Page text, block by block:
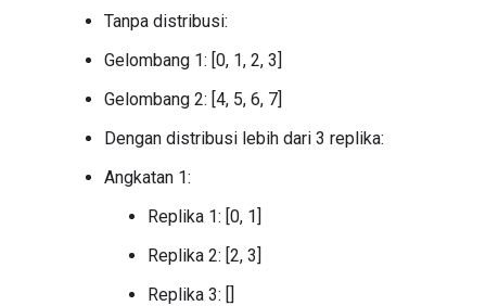
experimental_type {
  type_id: TFT_PRODUCT
    type_id: TFT_DATASET
      type_id: TFT_PRODUCT
        type_id: TFT_TENSOR
          type_id: TFT_FLOAT
      args {
Tanpa distribusi:
Gelombang 1: [0, 1, 2, 3]
Gelombang 2: [4, 5, 6, 7]
Dengan distribusi lebih dari 3 replika:
Angkatan 1:
Replika 1: [0, 1]
Replika 2: [2, 3]
Replika 3: []